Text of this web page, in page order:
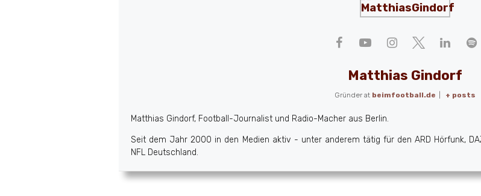
Matthias Gindorf
Gründer at beimfootball.de + posts
Matthias Gindorf, Football-Journalist und Radio-Macher aus Berlin.
Seit dem Jahr 2000 in den Medien aktiv - unter anderem tätig für den ARD Hörfunk,
NFL Deutschland.